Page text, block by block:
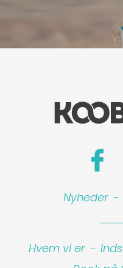
Nyheder -
Hvem vi er -